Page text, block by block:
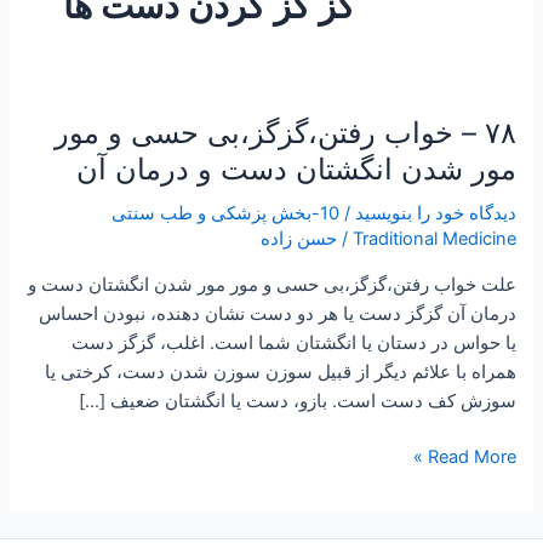
۷۸ – خواب رفتن،گزگز،بی حسی و مور
مور شدن انگشتان دست و درمان آن
دیدگاه‌ خود را بنویسید /
10-بخش پزشکی و طب سنتی
Traditional Medicine
/حسن زاده
علت خواب رفتن،گزگز،بی حسی و مور مور شدن انگشتان دست و
درمان آن گزگز دست یا هر دو دست نشان دهنده، نبودن احساس
یا حواس در دستان یا انگشتان شما است. اغلب، گزگز دست
همراه با علائم دیگر از قبیل سوزن سوزن شدن دست، کرختی یا
سوزش کف دست است. بازو، دست یا انگشتان ضعیف […]
۷۸
خواب
رفتن،گزگز،بی
حسی
مور
شدن
انگشتان
دست
Read More »